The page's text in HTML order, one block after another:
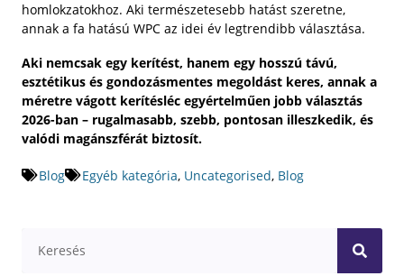
homlokzatokhoz. Aki természetesebb hatást szeretne,
annak a fa hatású WPC az idei év legtrendibb választása.
Aki nemcsak egy kerítést, hanem egy hosszú távú,
esztétikus és gondozásmentes megoldást keres, annak a
méretre vágott kerítésléc egyértelműen jobb választás
2026-ban – rugalmasabb, szebb, pontosan illeszkedik, és
valódi magánszférát biztosít.
Blog Egyéb kategória, Uncategorised, Blog